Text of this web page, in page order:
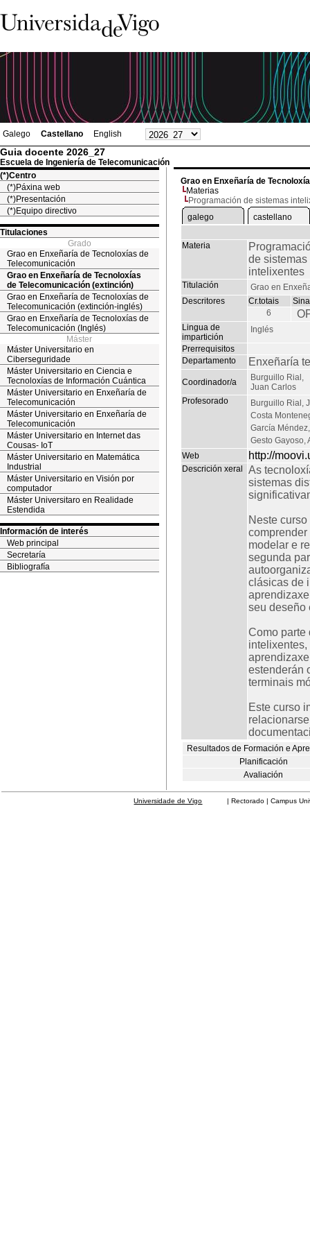
Galego Castellano English
Guia docente 2026_27
Escuela de Ingeniería de Telecomunicación
(*)Centro
(*)Páxina web
(*)Presentación
(*)Equipo directivo
Titulaciones
Grado
Grao en Enxeñaría de Tecnoloxías de
Telecomunicación
Grao en Enxeñaría de Tecnoloxías
de Telecomunicación (extinción)
Grao en Enxeñaría de Tecnoloxías de
Telecomunicación (extinción-inglés)
Grao en Enxeñaría de Tecnoloxías de
Telecomunicación (Inglés)
Máster
Máster Universitario en
Ciberseguridade
Máster Universitario en Ciencia e
Tecnoloxías de Información Cuántica
Máster Universitario en Enxeñaría de
Telecomunicación
Máster Universitario en Enxeñaría de
Telecomunicación
Máster Universitario en Internet das
Cousas- IoT
Máster Universitario en Matemática
Industrial
Máster Universitario en Visión por
computador
Máster Universitaro en Realidade
Estendida
Información de interés
Web principal
Secretaría
Bibliografía
Grao en Enxeñaría de
Materias
Programación de sistemas
galego
castellano
Materia
de sistemas
intelixentes
Titulación
Grao en
Descritores
Cr.totais
6
Lingua de
impartición
Inglés
Prerrequisitos
Departamento
Enxeñaría
Coordinador/a
Burguillo Rial,
Juan Carlos
Profesorado
Burguillo Rial,
Costa
García
Gesto Gayoso,
Web
http://
Descrición xeral
As
sistemas
Neste
modelar e
segunda
clásicas de
seu deseño
Como parte
estenderán
terminais
Este curso
Resultados de Formación e
Planificación
Avaliación
Universidade de Vigo | Rectorado | Campus